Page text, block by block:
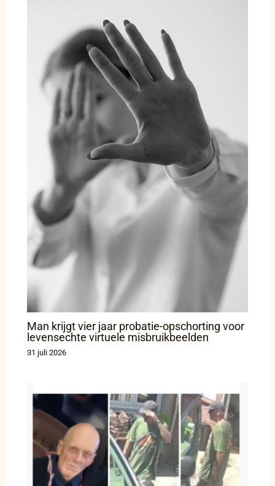
Man krijgt vier jaar probatie-opschorting voor
levensechte virtuele misbruikbeelden
31 juli 2026